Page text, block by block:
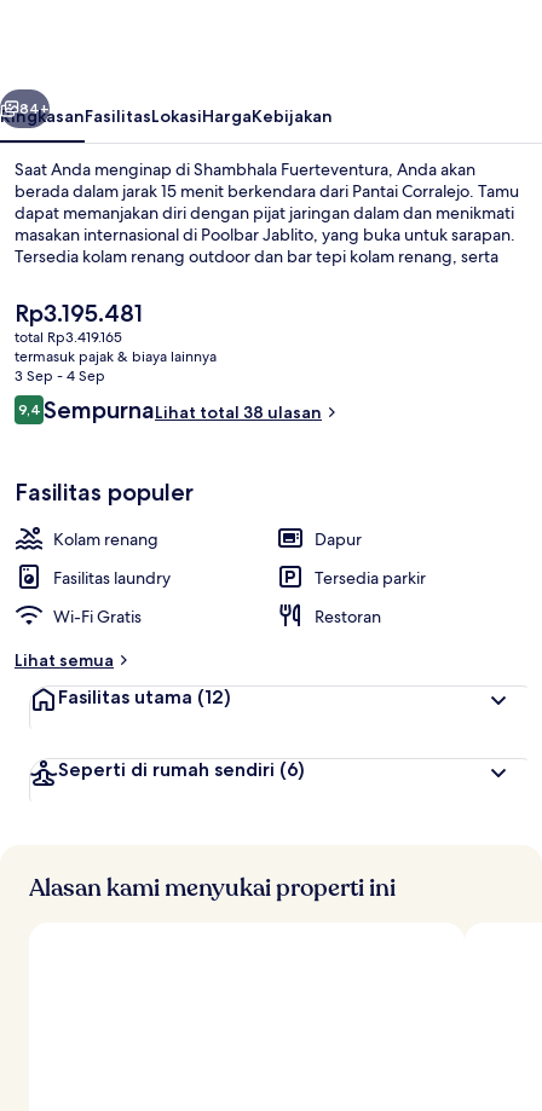
Berikutnya
84+
RingkasanFasilitasLokasiHargaKebijakan
Saat Anda menginap di Shambhala Fuerteventura, Anda akan
berada dalam jarak 15 menit berkendara dari Pantai Corralejo. Tamu
dapat memanjakan diri dengan pijat jaringan dalam dan menikmati
masakan internasional di Poolbar Jablito, yang buka untuk sarapan.
Tersedia kolam renang outdoor dan bar tepi kolam renang, serta
Harga
saat
ini
Rp3.195.481
Rp3.195.481
total Rp3.419.165
termasuk pajak & biaya lainnya
3 Sep - 4 Sep
Ulasan
9,49,4 dari 10
SempurnaLihat total 38 ulasan
Fasilitas populer
Kolam renang
Dapur
Fasilitas laundry
Tersedia parkir
Wi-Fi Gratis
Restoran
Lihat semua
Fasilitas utama (12)
Seperti di rumah sendiri (6)
Alasan kami menyukai properti ini